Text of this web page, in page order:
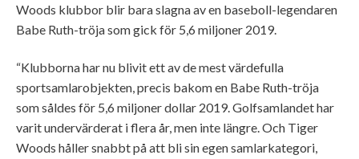
Woods klubbor blir bara slagna av en baseboll-legendaren
Babe Ruth-tröja som gick för 5,6 miljoner 2019.
“Klubborna har nu blivit ett av de mest värdefulla
sportsamlarobjekten, precis bakom en Babe Ruth-tröja
som såldes för 5,6 miljoner dollar 2019. Golfsamlandet har
varit undervärderat i flera år, men inte längre. Och Tiger
Woods håller snabbt på att bli sin egen samlarkategori,